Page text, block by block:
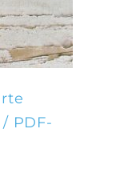
PDF-